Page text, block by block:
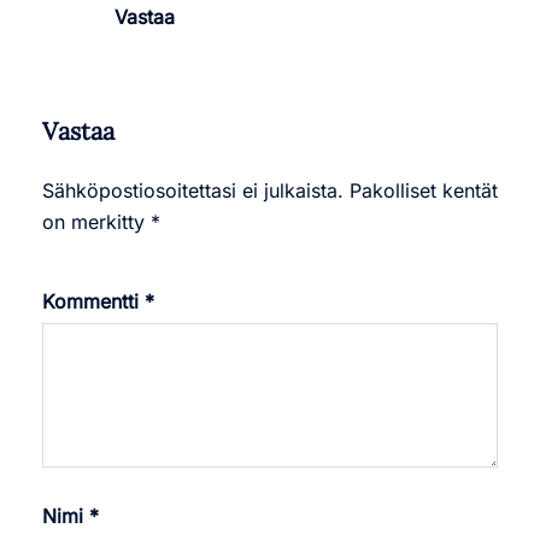
Vastaa
Vastaa
Sähköpostiosoitettasi ei julkaista. Pakolliset kentät
on merkitty *
Kommentti *
Nimi *